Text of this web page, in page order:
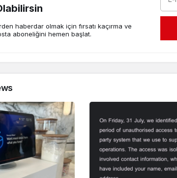
haberdar olmak için fırsatı kaçırma ve
aboneliğini hemen başlat.